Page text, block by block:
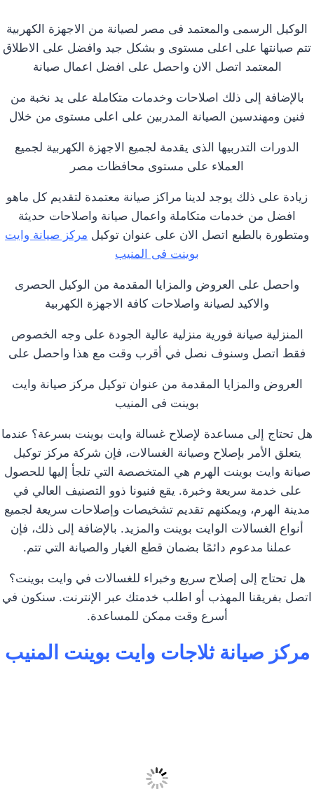
الوكيل الرسمى والمعتمد فى مصر لصيانة من الاجهزة الكهربية
تتم صيانتها على اعلى مستوى و بشكل جيد وافضل على الاطلاق
المعتمد اتصل الان واحصل على افضل اعمال صيانة
بالإضافة إلى ذلك اصلاحات وخدمات متكاملة على يد نخبة من
فنين ومهندسين الصيانة المدربين على اعلى مستوى من خلال
الدورات التدربيها الذى يقدمة لجميع الاجهزة الكهربية لجميع
العملاء على مستوى محافظات مصر
زيادة على ذلك يوجد لدينا مراكز صيانة معتمدة لتقديم كل ماهو
افضل من خدمات متكاملة واعمال صيانة واصلاحات حديثة
ومتطورة بالطبع اتصل الان على عنوان توكيل مركز صيانة وايت
بوينت فى المنيب
واحصل على العروض والمزايا المقدمة من الوكيل الحصرى
والاكيد لصيانة واصلاحات كافة الاجهزة الكهربية
المنزلية صيانة فورية منزلية عالية الجودة على وجه الخصوص
فقط اتصل وسنوف نصل في أقرب وقت مع هذا واحصل على
العروض والمزايا المقدمة من عنوان توكيل مركز صيانة وايت
بوينت فى المنيب
هل تحتاج إلى مساعدة لإصلاح غسالة وايت بوينت بسرعة؟ عندما
يتعلق الأمر بإصلاح وصيانة الغسالات، فإن شركة مركز توكيل
صيانة وايت بوينت الهرم هي المتخصصة التي تلجأ إليها للحصول
على خدمة سريعة وخبرة. يقع فنيونا ذوو التصنيف العالي في
مدينة الهرم، ويمكنهم تقديم تشخيصات وإصلاحات سريعة لجميع
أنواع الغسالات الوايت بوينت والمزيد. بالإضافة إلى ذلك، فإن
عملنا مدعوم دائمًا بضمان قطع الغيار والصيانة التي تتم.
هل تحتاج إلى إصلاح سريع وخبراء للغسالات في وايت بوينت؟
اتصل بفريقنا المهذب أو اطلب خدمتك عبر الإنترنت. سنكون في
أسرع وقت ممكن للمساعدة.
مركز صيانة ثلاجات وايت بوينت المنيب